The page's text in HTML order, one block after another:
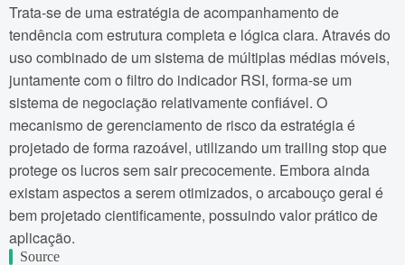
Trata-se de uma estratégia de acompanhamento de
tendência com estrutura completa e lógica clara. Através do
uso combinado de um sistema de múltiplas médias móveis,
juntamente com o filtro do indicador RSI, forma-se um
sistema de negociação relativamente confiável. O
mecanismo de gerenciamento de risco da estratégia é
projetado de forma razoável, utilizando um trailing stop que
protege os lucros sem sair precocemente. Embora ainda
existam aspectos a serem otimizados, o arcabouço geral é
bem projetado cientificamente, possuindo valor prático de
aplicação.
Source